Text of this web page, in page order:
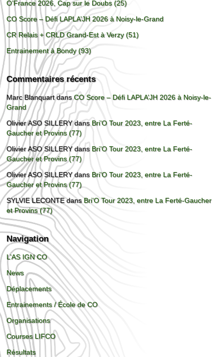
O’France 2026, Cap sur le Doubs (25)
CO Score – Défi LAPLA’JH 2026 à Noisy-le-Grand
CR Relais + CRLD Grand-Est à Verzy (51)
Entrainement à Bondy (93)
Commentaires récents
Marc BlanquartdansCO Score – Défi LAPLA’JH 2026 à Noisy-le-
Grand
Olivier ASO SILLERYdansBri’O Tour 2023, entre La Ferté-
Gaucher et Provins (77)
Olivier ASO SILLERYdans Bri’O Tour 2023, entre La Ferté-
Gaucher et Provins (77)
Olivier ASO SILLERYdans Bri’O Tour 2023, entre La Ferté-
Gaucher et Provins (77)
SYLVIE LECONTEdansBri’O Tour 2023, entre La Ferté-Gaucher
et Provins (77)
Navigation
L’AS IGN CO
News
Déplacements
Entrainements / École de CO
Organisations
Courses LIFCO
Résultats